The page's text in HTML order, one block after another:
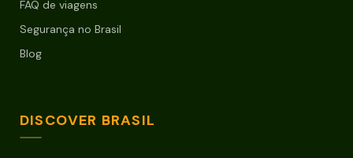
FAQ de viagens
Segurança no Brasil
Blog
DISCOVER BRASIL